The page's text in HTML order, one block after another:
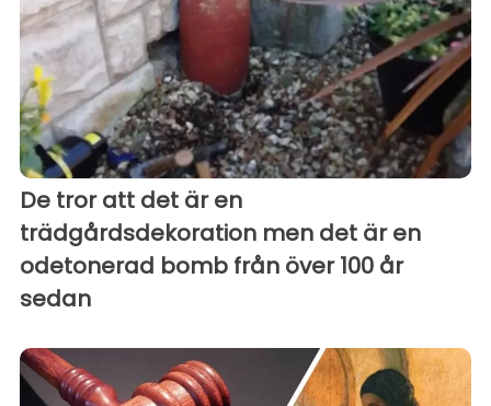
De tror att det är en
trädgårdsdekoration men det är en
odetonerad bomb från över 100 år
sedan